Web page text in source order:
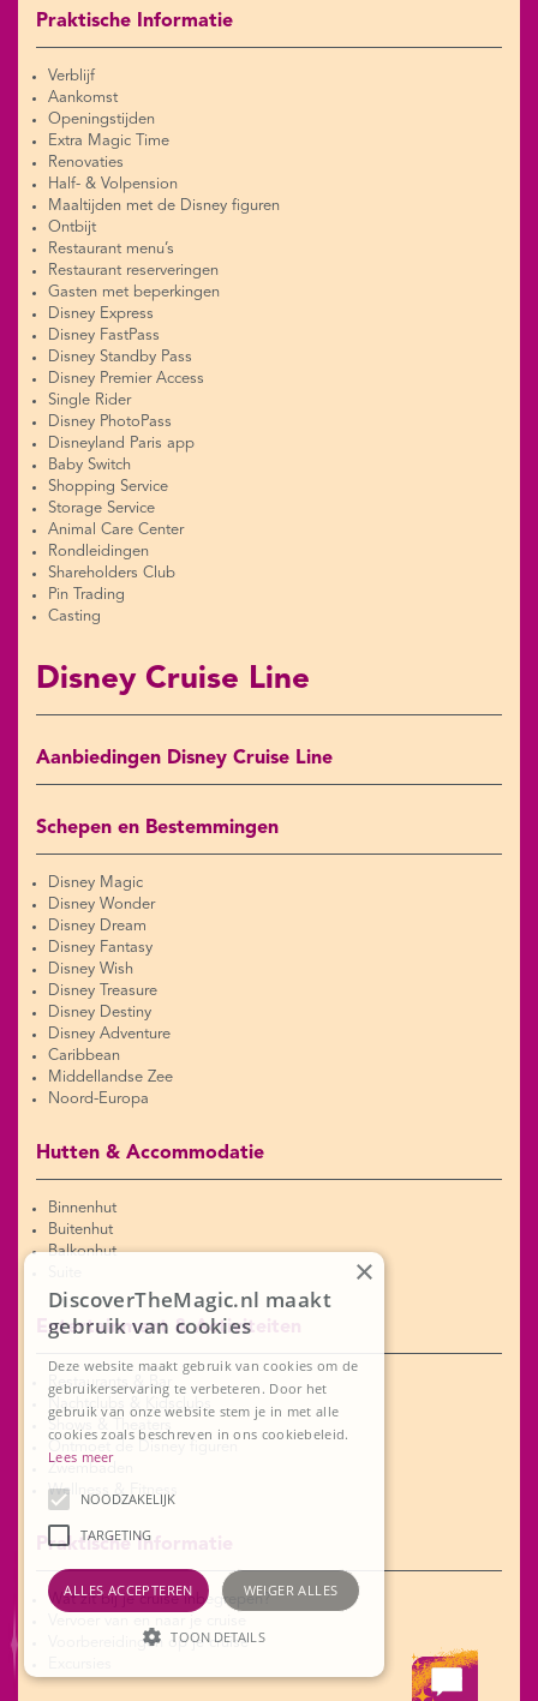
Praktische Informatie
Verblijf
Aankomst
Openingstijden
Extra Magic Time
Renovaties
Half- & Volpension
Maaltijden met de Disney figuren
Ontbijt
Restaurant menu’s
Restaurant reserveringen
Gasten met beperkingen
Disney Express
Disney FastPass
Disney Standby Pass
Disney Premier Access
Single Rider
Disney PhotoPass
Disneyland Paris app
Baby Switch
Shopping Service
Storage Service
Animal Care Center
Rondleidingen
Shareholders Club
Pin Trading
Casting
Disney Cruise Line
Aanbiedingen Disney Cruise Line
Schepen en Bestemmingen
Disney Magic
Disney Wonder
Disney Dream
Disney Fantasy
Disney Wish
Disney Treasure
Disney Destiny
Disney Adventure
Caribbean
Middellandse Zee
Noord-Europa
Hutten & Accommodatie
Binnenhut
Buitenhut
Balkonhut
Entertainment & Activiteiten
Restaurants & Bar
Shows & Theaters
Wellness & Fitness
Praktische Informatie
Wat zit bij je cruise inbegrepen?
Voorbereidingen op je cruise
DiscoverTheMagic.nl maakt
gebruik van cookies
Deze website maakt gebruik van cookies om de
gebruikerservaring te verbeteren. Door het
gebruik van onze website stem je in met alle
cookies zoals beschreven in ons cookiebeleid.
Lees meer
NOODZAKELIJK
TARGETING
ALLES ACCEPTEREN WEIGER ALLES
TOON DETAILS
Noodzakelijk Targeting
×